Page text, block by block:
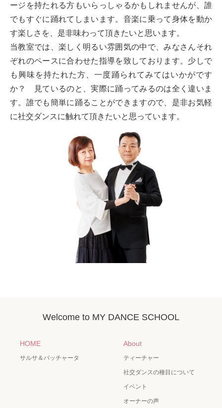
ージを持たれる方もいらっしゃるかもしれませんが、誰
でもすぐに踊れてしまいます。音楽に乗って身体を動か
す楽しさを、是非味わって頂きたいと思います。
当教室では、楽しく明るい雰囲気の中で、みなさんそれ
ぞれのペースに合わせた指導を致しております。少しで
も興味を持たれた方、一度踊られてみてはいかがです
か？ 見ているのと、実際に踊ってみるのは全く違いま
す。誰でも簡単に踊ることができますので、是非お気軽
に社交ダンスに触れて頂きたいと思っています。
Welcome to MY DANCE SCHOOL
HOME
サルサ＆バッチャータ
About
ティーチャー
社交ダンスの種目について
イベント
オーナーの声